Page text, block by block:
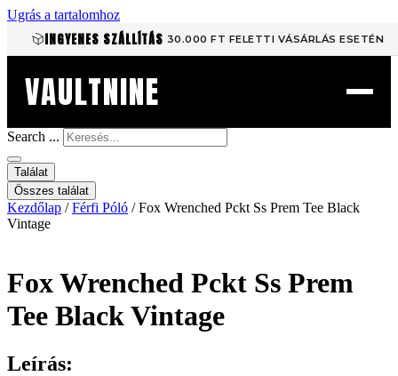
Ugrás a tartalomhoz
INGYENES SZÁLLÍTÁS 30.000 FT FELETTI VÁSÁRLÁS ESETÉN
VAULTNINE
Search ...
Találat
Összes találat
Kezdőlap /Férfi Póló / Fox Wrenched Pckt Ss Prem Tee Black
Vintage
Fox Wrenched Pckt Ss Prem
Tee Black Vintage
Leírás: